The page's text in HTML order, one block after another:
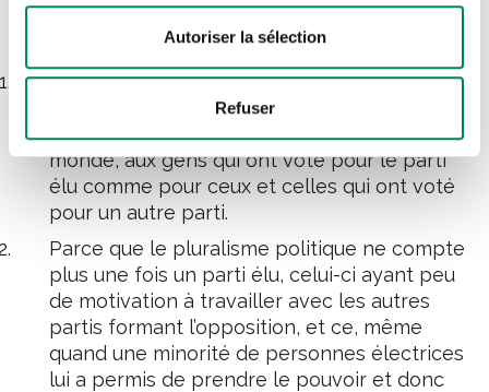
Autoriser la sélection
Refuser
de scrutin
Parce que les lois, règlements, décrets et
autres mesures adoptés par les
gouvernements s’appliquent pour tout le
monde, aux gens qui ont voté pour le parti
élu comme pour ceux et celles qui ont voté
pour un autre parti.
Parce que le pluralisme politique ne compte
plus une fois un parti élu, celui-ci ayant peu
de motivation à travailler avec les autres
partis formant l’opposition, et ce, même
quand une minorité de personnes électrices
lui a permis de prendre le pouvoir et donc